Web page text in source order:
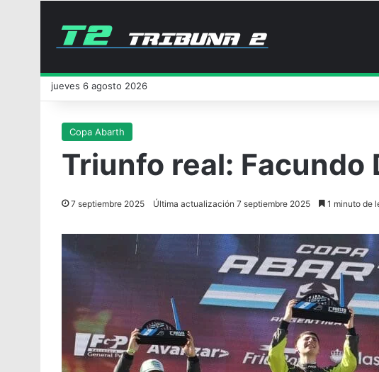
jueves 6 agosto 2026
Copa Abarth
Triunfo real: Facundo
7 septiembre 2025 Última actualización 7 septiembre 2025 1 minuto de